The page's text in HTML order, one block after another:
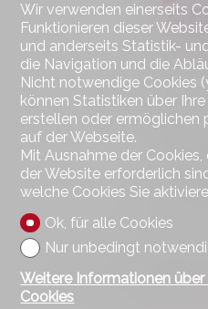
Wohnen im
2560
Tel.032
Fax 032
Bleiben Sie
Verpassen Sie keine Objekte,
Wir verwenden einerseits
Funktionieren dieser
und anderseits Statistik-
die Navigation und die
Nicht notwendige Cookies
können Statistiken über
erstellen oder ermöglichen
auf der Webseite.
Mit Ausnahme der
der Website erforderlich
welche Cookies Sie
Ok, für alle Cookies
Nur unbedingt
Weitere Informationen
Cookies